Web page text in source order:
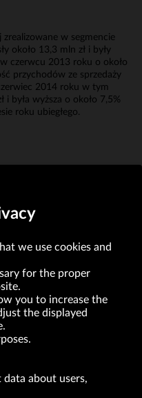
zrealizowane w segmencie
około 13,3 mln zł i były
czerwcu 2013 roku o około
przychodów ze sprzedaży
2014 roku w tym
i była wyższa o około 7,5%
roku ubiegłego.
| 31-462 Kraków
675-000-03-61
in Kraków
Register number 0000047082
payment in commercial transactions
118 as amended).
we use cookies and
for the proper
you to increase the
the displayed
data about users,